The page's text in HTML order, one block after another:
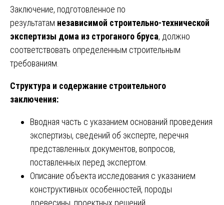
Заключение, подготовленное по
результатам независимой строительно-технической
экспертизы дома из строганого бруса, должно
соответствовать определенным строительным
требованиям.
Структура и содержание строительного
заключения:
Вводная часть с указанием оснований проведения
экспертизы, сведений об эксперте, перечня
представленных документов, вопросов,
поставленных перед экспертом.
Описание объекта исследования с указанием
конструктивных особенностей, породы
древесины, проектных решений.